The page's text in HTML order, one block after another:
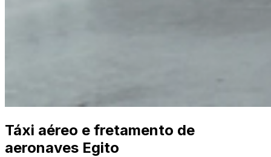
Táxi aéreo e fretamento de
aeronaves Egito